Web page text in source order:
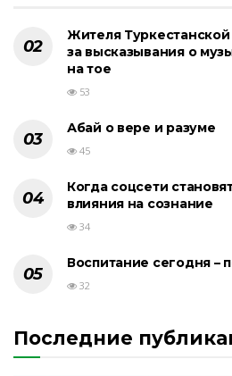
Жителя
за высказывания о
на тое
53
Абай о вере и разуме
45
Когда соцсети
влияния на сознание
34
Воспитание сегодня –
32
Последние